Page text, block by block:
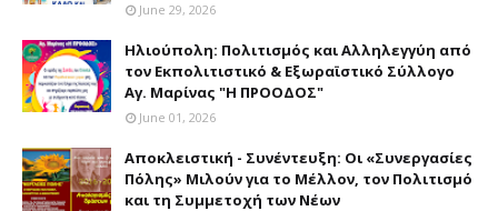
June 29, 2026
Ηλιούπολη: Πολιτισμός και Aλληλεγγύη από
τον Εκπολιτιστικό & Εξωραϊστικό Σύλλογο
Αγ. Μαρίνας "Η ΠΡΟΟΔΟΣ"
June 01, 2026
Αποκλειστική - Συνέντευξη: Οι «Συνεργασίες
Πόλης» Μιλούν για το Μέλλον, τον Πολιτισμό
και τη Συμμετοχή των Νέων